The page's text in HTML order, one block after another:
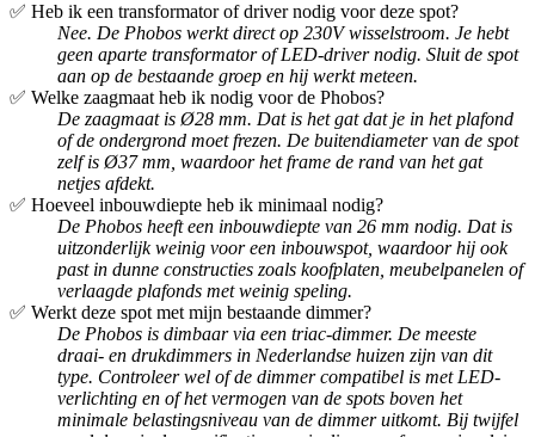
✅ Heb ik een transformator of driver nodig voor deze spot?
Nee. De Phobos werkt direct op 230V wisselstroom. Je hebt
geen aparte transformator of LED-driver nodig. Sluit de spot
aan op de bestaande groep en hij werkt meteen.
✅ Welke zaagmaat heb ik nodig voor de Phobos?
De zaagmaat is Ø28 mm. Dat is het gat dat je in het plafond
of de ondergrond moet frezen. De buitendiameter van de spot
zelf is Ø37 mm, waardoor het frame de rand van het gat
netjes afdekt.
✅ Hoeveel inbouwdiepte heb ik minimaal nodig?
De Phobos heeft een inbouwdiepte van 26 mm nodig. Dat is
uitzonderlijk weinig voor een inbouwspot, waardoor hij ook
past in dunne constructies zoals koofplaten, meubelpanelen of
verlaagde plafonds met weinig speling.
✅ Werkt deze spot met mijn bestaande dimmer?
De Phobos is dimbaar via een triac-dimmer. De meeste
draai- en drukdimmers in Nederlandse huizen zijn van dit
type. Controleer wel of de dimmer compatibel is met LED-
verlichting en of het vermogen van de spots boven het
minimale belastingsniveau van de dimmer uitkomt. Bij twijfel